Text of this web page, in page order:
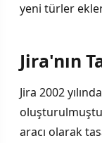
yeni türler
Jira'nın
Jira 2002
aracı olarak